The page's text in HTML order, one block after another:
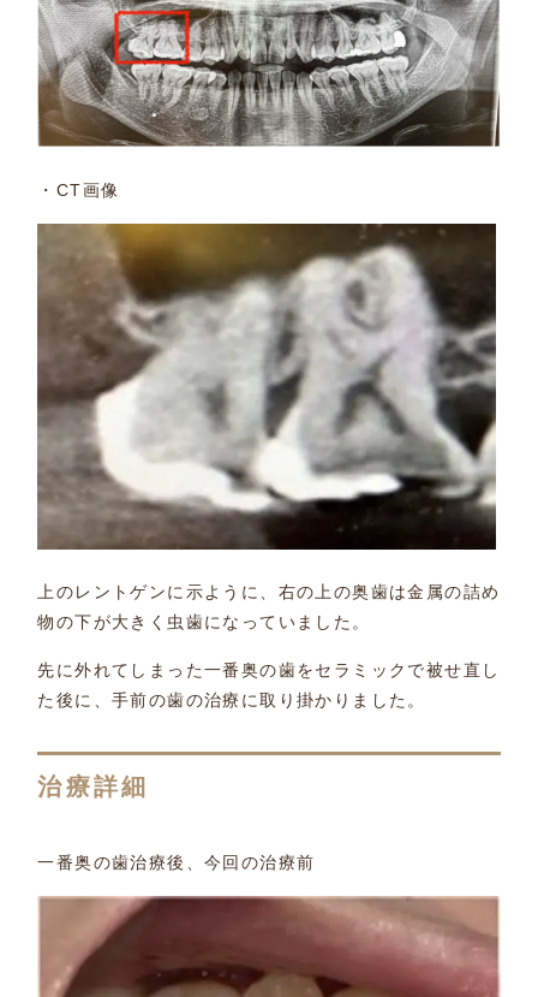
・CT画像
上のレントゲンに示ように、右の上の奥歯は金属の詰め
物の下が大きく虫歯になっていました。
先に外れてしまった一番奥の歯をセラミックで被せ直し
た後に、手前の歯の治療に取り掛かりました。
治療詳細
一番奥の歯治療後、今回の治療前